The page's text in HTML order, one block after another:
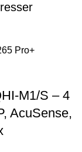
S – 4
AcuSense,